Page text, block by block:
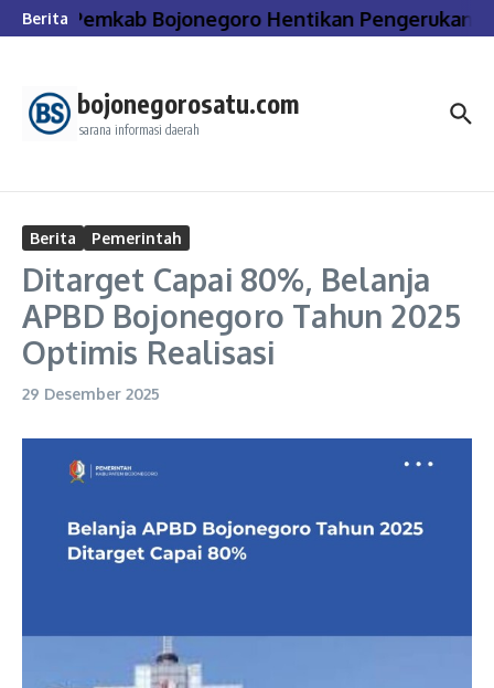
Lewati ke konten
BeritaPemkab Bojonegoro Hentikan Pengerukan
bojonegorosatu.com
sarana informasi daerah
Berita Pemerintah
Ditarget Capai 80%, Belanja
APBD Bojonegoro Tahun 2025
Optimis Realisasi
29 Desember 2025